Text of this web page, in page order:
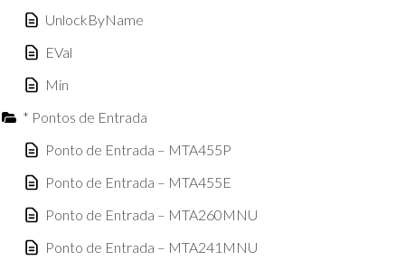
UnlockByName
EVal
Min
* Pontos de Entrada
Ponto de Entrada – MTA455P
Ponto de Entrada – MTA455E
Ponto de Entrada – MTA260MNU
Ponto de Entrada – MTA241MNU